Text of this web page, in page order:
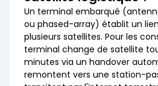
Un terminal embarqué
ou phased-array) établit un
plusieurs satellites. Pour les
terminal change de satellite
minutes via un handover
remontent vers une station-